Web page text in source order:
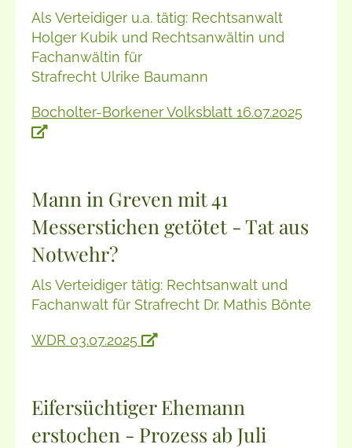
Als Verteidiger u.a. tätig: Rechtsanwalt
Holger Kubik und Rechtsanwältin und
Fachanwältin für
Strafrecht Ulrike Baumann
Bocholter-Borkener Volksblatt 16.07.2025
Mann in Greven mit 41
Messerstichen getötet - Tat aus
Notwehr?
Als Verteidiger tätig: Rechtsanwalt und
Fachanwalt für Strafrecht Dr. Mathis Bönte
WDR 03.07.2025
Eifersüchtiger Ehemann
erstochen - Prozess ab Juli